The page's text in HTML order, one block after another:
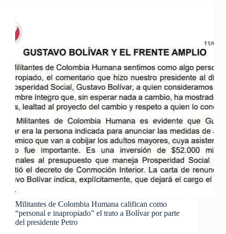
Militantes de Colombia Humana califican como
“personal e inapropiado” el trato a Bolívar por parte
del presidente Petro